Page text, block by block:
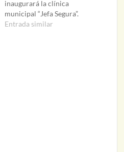
inaugurará la clínica
municipal “Jefa Segura”.
Entrada similar